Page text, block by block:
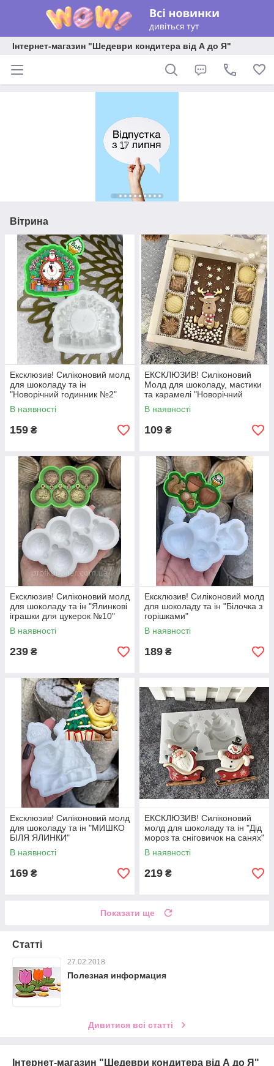
Інтернет-магазин "Шедеври кондитера від А до Я"
Вітрина
Ексклюзив! Силіконовий молд
для шоколаду та ін
"Новорічний годинник №2"
В наявності
159 ₴
ЕКСКЛЮЗИВ! Силіконовий
Молд для шоколаду, мастики
та карамелі "Новорічний
олень"
В наявності
109 ₴
Ексклюзив! Силіконовий молд
для шоколаду та ін "Ялинкові
іграшки для цукерок №10"
В наявності
239 ₴
Ексклюзив! Силіконовий молд
для шоколаду та ін "Білочка з
горішками"
В наявності
189 ₴
Ексклюзив! Силіконовий молд
для шоколаду та ін "МИШКО
БІЛЯ ЯЛИНКИ"
В наявності
169 ₴
ЕКСКЛЮЗИВ! Силіконовий
молд для шоколаду та ін "Дід
мороз та сніговичок на санях"
В наявності
219 ₴
Показати ще
Статті
27.02.2018
Полезная информация
Дивитися всі статті
Інтернет-магазин "Шедеври кондитера від А до Я"